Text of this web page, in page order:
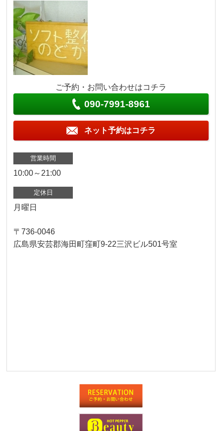
ご予約・お問い合わせはコチラ
090-7991-8961
ネット予約はコチラ
営業時間
10:00～21:00
定休日
月曜日
〒736-0046
広島県安芸郡海田町窪町9-22三沢ビル501号室